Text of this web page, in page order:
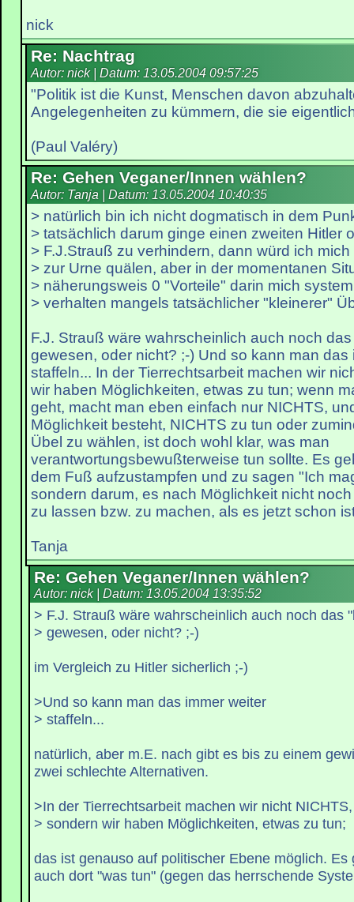
nick
Re: Nachtrag
Autor: nick | Datum: 13.05.2004 09:57:25
"Politik ist die Kunst, Menschen davon
Angelegenheiten zu kümmern, die sie
(Paul Valéry)
Re: Gehen Veganer/Innen wählen?
Autor: Tanja | Datum: 13.05.2004 10:40:35
> natürlich bin ich nicht dogmatisch in dem
> tatsächlich darum ginge einen zweiten Hitler
> F.J.Strauß zu verhindern, dann würd ich
> zur Urne quälen, aber in der momentanen
> näherungsweis 0 "Vorteile" darin mich
> verhalten mangels tatsächlicher "kleinerer"
F.J. Strauß wäre wahrscheinlich auch noch
gewesen, oder nicht? ;-) Und so kann man das
staffeln... In der Tierrechtsarbeit machen wir
wir haben Möglichkeiten, etwas zu tun; wenn
geht, macht man eben einfach nur NICHTS,
Möglichkeit besteht, NICHTS zu tun oder
Übel zu wählen, ist doch wohl klar, was man
verantwortungsbewußterweise tun sollte. Es
dem Fuß aufzustampfen und zu sagen "Ich
sondern darum, es nach Möglichkeit nicht
zu lassen bzw. zu machen, als es jetzt schon
Tanja
Re: Gehen Veganer/Innen wählen?
Autor: nick | Datum: 13.05.2004 13:35:52
> F.J. Strauß wäre wahrscheinlich auch noch das
> gewesen, oder nicht? ;-)
im Vergleich zu Hitler sicherlich ;-)
>Und so kann man das immer weiter
> staffeln...
natürlich, aber m.E. nach gibt es bis zu einem
zwei schlechte Alternativen.
>In der Tierrechtsarbeit machen wir nicht NICHTS,
> sondern wir haben Möglichkeiten, etwas zu tun;
das ist genauso auf politischer Ebene möglich. Es
auch dort "was tun" (gegen das herrschende